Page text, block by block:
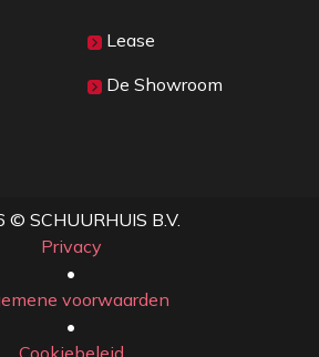
Lease
De Showroom
© SCHUURHUIS B.V.
Privacy
​• ​
voorwaarden
•